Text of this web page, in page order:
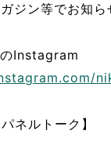
ジン等でお知ら
Instagram
ネルトーク】